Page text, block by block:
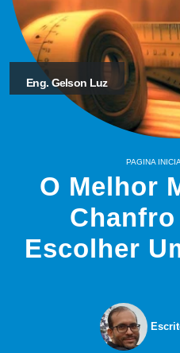
Eng. Gelson Luz
PAGINA
O Melhor
Escolher